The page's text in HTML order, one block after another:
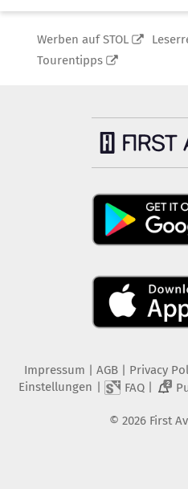
Werben auf STOL
Tourentipps
Impressum | AGB | Privacy
Einstellungen | FAQ| 2
© 2026 First